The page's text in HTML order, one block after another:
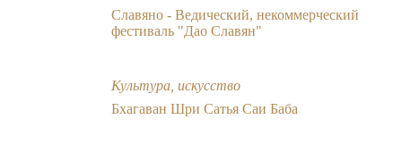
Славяно - Ведический, некоммерческий
фестиваль "Дао Славян"
Культура, искусство
Бхагаван Шри Сатья Саи Баба